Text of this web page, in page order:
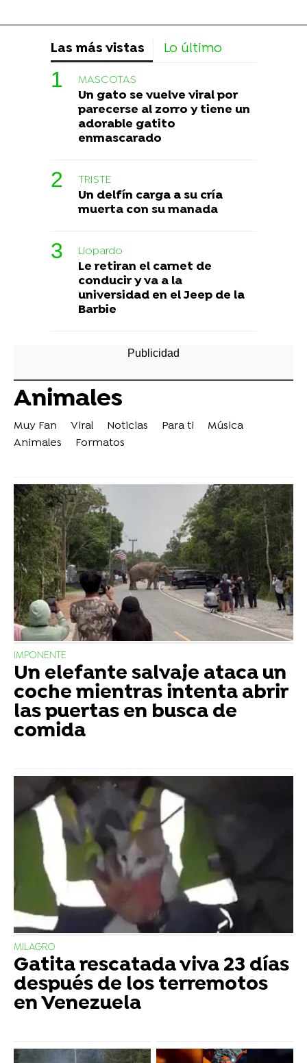
Las más vistas Lo último
MASCOTAS
Un gato se vuelve viral por
parecerse al zorro y tiene un
adorable gatito
enmascarado
TRISTE
Un delfín carga a su cría
muerta con su manada
Liopardo
Le retiran el carnet de
conducir y va a la
universidad en el Jeep de la
Barbie
Animales
Muy Fan Viral Noticias Para ti
Música
Animales
Formatos
IMPONENTE
Un elefante salvaje ataca un
coche mientras intenta abrir
las puertas en busca de
comida
MILAGRO
Gatita rescatada viva 23 días
después de los terremotos
en Venezuela